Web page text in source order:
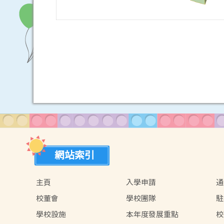
網站索引
主頁 入學申請
校董會
學校團隊
學校設施
本年度發展重點